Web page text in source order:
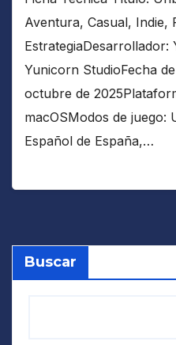
Aventura, Casual, Indie,
EstrategiaDesarrollador:
Yunicorn StudioFecha
octubre de
macOSModos de juego:
Español de España,…
Buscar